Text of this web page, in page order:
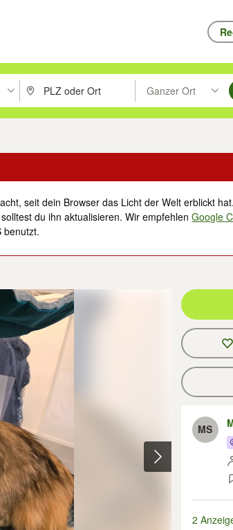
Vorschläge mit den Pfeiltasten nach oben/unten
PLZ oder Ort eingeben. Eingabetaste drücken
Ganzer Ort
Suche im Umkreis
seit dein Browser das Licht der Welt erblickt
du ihn aktualisieren. Wir empfehlenGoogle
benutzt.
MS
2